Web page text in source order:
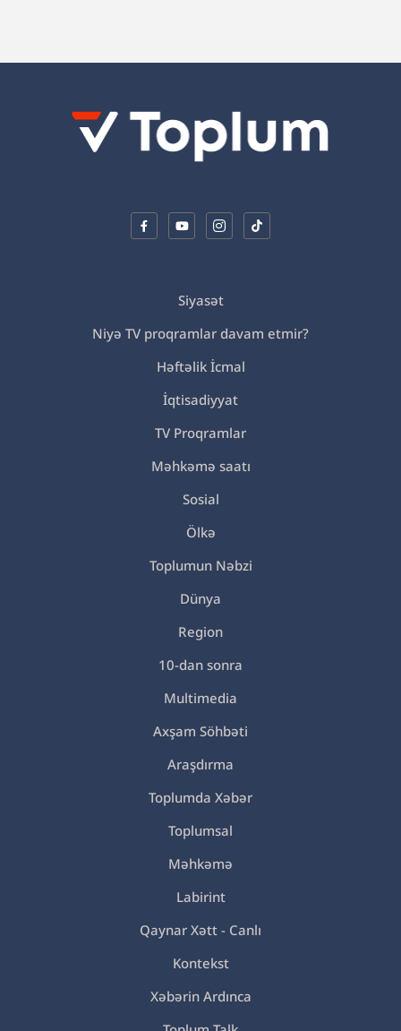
Siyasət
Niyə TV proqramlar davam etmir?
Həftəlik İcmal
İqtisadiyyat
TV Proqramlar
Məhkəmə saatı
Sosial
Ölkə
Toplumun Nəbzi
Dünya
Region
10-dan sonra
Multimedia
Axşam Söhbəti
Araşdırma
Toplumda Xəbər
Toplumsal
Məhkəmə
Labirint
Qaynar Xətt - Canlı
Kontekst
Xəbərin Ardınca